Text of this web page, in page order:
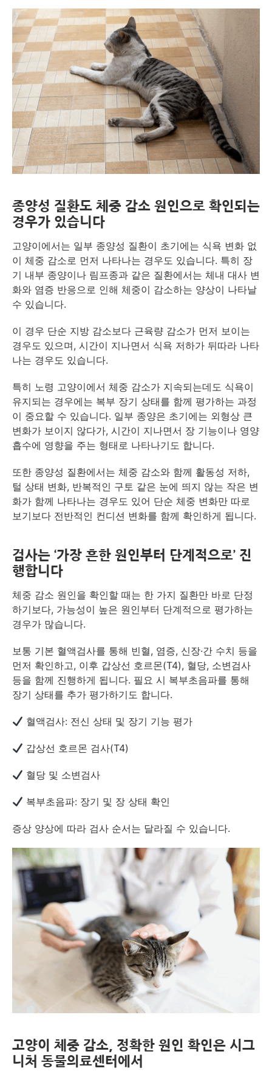
종양성 질환도 체중 감소 원인으로 확인되는
경우가 있습니다
고양이에서는 일부 종양성 질환이 초기에는 식욕 변화 없
이 체중 감소로 먼저 나타나는 경우도 있습니다. 특히 장
기 내부 종양이나 림프종과 같은 질환에서는 체내 대사 변
화와 염증 반응으로 인해 체중이 감소하는 양상이 나타날
수 있습니다.
이 경우 단순 지방 감소보다 근육량 감소가 먼저 보이는
경우도 있으며, 시간이 지나면서 식욕 저하가 뒤따라 나타
나는 경우도 있습니다.
특히 노령 고양이에서 체중 감소가 지속되는데도 식욕이
유지되는 경우에는 복부 장기 상태를 함께 평가하는 과정
이 중요할 수 있습니다. 일부 종양은 초기에는 외형상 큰
변화가 보이지 않다가, 시간이 지나면서 장 기능이나 영양
흡수에 영향을 주는 형태로 나타나기도 합니다.
또한 종양성 질환에서는 체중 감소와 함께 활동성 저하,
털 상태 변화, 반복적인 구토 같은 눈에 띄지 않는 작은 변
화가 함께 나타나는 경우도 있어 단순 체중 변화만 따로
보기보다 전반적인 컨디션 변화를 함께 확인하게 됩니다.
검사는 ‘가장 흔한 원인부터 단계적으로’ 진
행합니다
체중 감소 원인을 확인할 때는 한 가지 질환만 바로 단정
하기보다, 가능성이 높은 원인부터 단계적으로 평가하는
경우가 많습니다.
보통 기본 혈액검사를 통해 빈혈, 염증, 신장·간 수치 등을
먼저 확인하고, 이후 갑상선 호르몬(T4), 혈당, 소변검사
등을 함께 진행하게 됩니다. 필요 시 복부초음파를 통해
장기 상태를 추가 평가하기도 합니다.
혈액검사: 전신 상태 및 장기 기능 평가
갑상선 호르몬 검사(T4)
혈당 및 소변검사
복부초음파: 장기 및 장 상태 확인
증상 양상에 따라 검사 순서는 달라질 수 있습니다.
고양이 체중 감소, 정확한 원인 확인은 시그
니처 동물의료센터에서